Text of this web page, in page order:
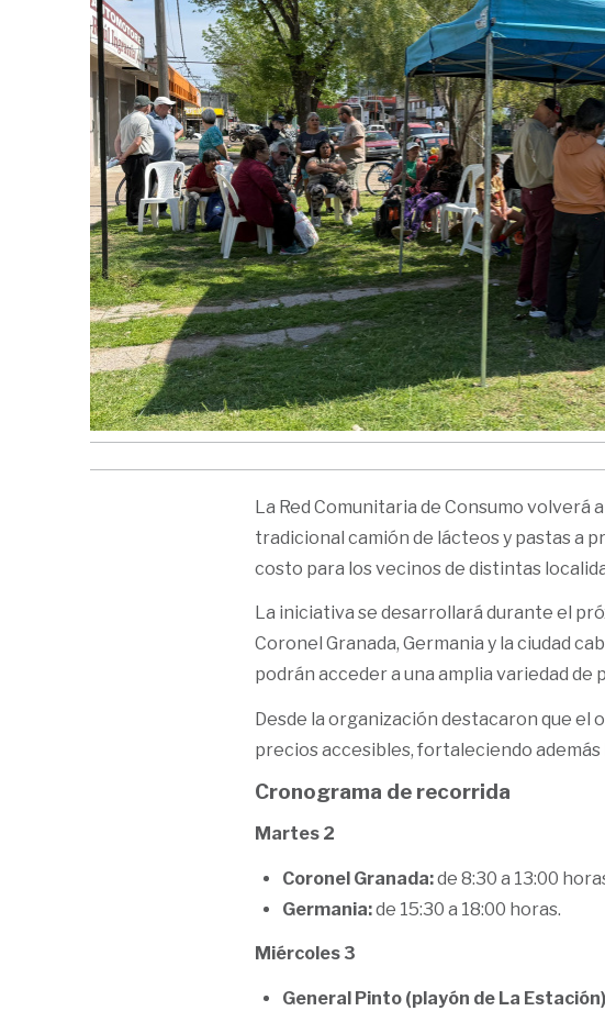
La Red Comunitaria de Consumo
tradicional camión de lácteos y pastas a
costo para los vecinos de distintas
La iniciativa se desarrollará durante el
Coronel Granada, Germania y la ciudad
podrán acceder a una amplia variedad
Desde la organización destacaron que el
precios accesibles, fortaleciendo
Cronograma de recorrida
Martes 2
Coronel Granada:de 8:30 a 13:00
Germania:de 15:30 a 18:00 horas.
Miércoles 3
General Pinto (playón de La